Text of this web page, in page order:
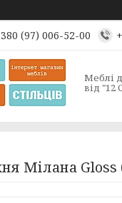
(97) 006-52-00
Меблі
від "12
Мілана